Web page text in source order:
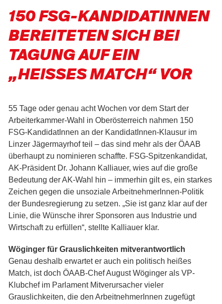
150 FSG-KANDIDATINNEN
BEREITETEN SICH BEI
TAGUNG AUF EIN
„HEISSES MATCH“ VOR
55 Tage oder genau acht Wochen vor dem Start der
Arbeiterkammer-Wahl in Oberösterreich nahmen 150
FSG-KandidatInnen an der KandidatInnen-Klausur im
Linzer Jägermayrhof teil – das sind mehr als der ÖAAB
überhaupt zu nominieren schaffte. FSG-Spitzenkandidat,
AK-Präsident Dr. Johann Kalliauer, wies auf die große
Bedeutung der AK-Wahl hin – immerhin gilt es, ein starkes
Zeichen gegen die unsoziale ArbeitnehmerInnen-Politik
der Bundesregierung zu setzen. „Sie ist ganz klar auf der
Linie, die Wünsche ihrer Sponsoren aus Industrie und
Wirtschaft zu erfüllen“, stellte Kalliauer klar.
Wöginger für Grauslichkeiten mitverantwortlich
Genau deshalb erwartet er auch ein politisch heißes
Match, ist doch ÖAAB-Chef August Wöginger als VP-
Klubchef im Parlament Mitverursacher vieler
Grauslichkeiten, die den ArbeitnehmerInnen zugefügt